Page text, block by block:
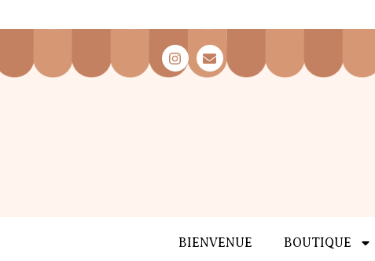
BIENVENUE BOUTIQUE